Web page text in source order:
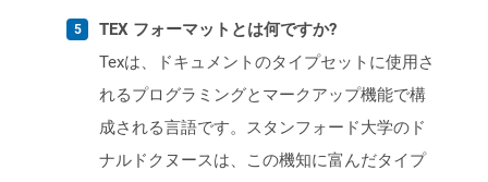
TEX フォーマットとは何ですか?
Texは、ドキュメントのタイプセットに使用さ
れるプログラミングとマークアップ機能で構
成される言語です。スタンフォード大学のド
ナルドクヌースは、この機知に富んだタイプ